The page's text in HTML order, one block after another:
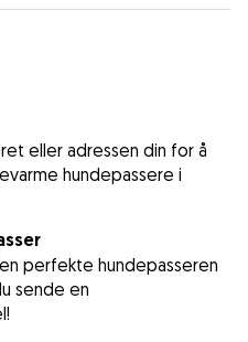
eller adressen din for å
hundepassere i
perfekte hundepasseren
sende en